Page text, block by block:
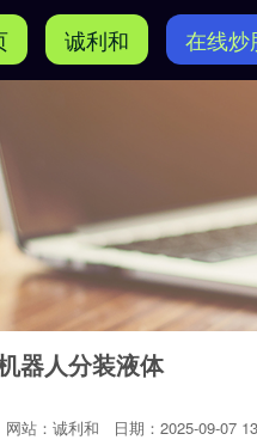
诚利和 在线炒
器人分装液体
网站：诚利和 日期：2025-09-07